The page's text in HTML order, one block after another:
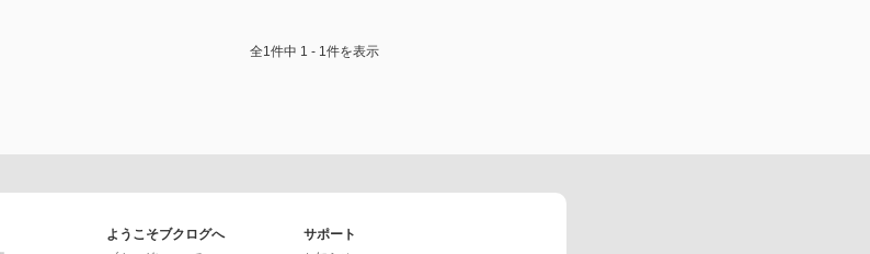
全1件中 1 - 1件を表示
ようこそブクログへ サポート